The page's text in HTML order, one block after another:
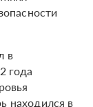
в
года
находился в